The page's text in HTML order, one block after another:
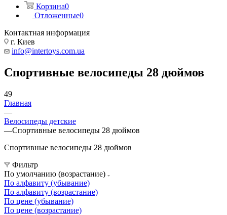
Корзина0
Отложенные0
Контактная информация
г. Киев
info@intertoys.com.ua
Спортивные велосипеды 28 дюймов
49
Главная
—
Велосипеды детские
—Спортивные велосипеды 28 дюймов
Спортивные велосипеды 28 дюймов
Фильтр
По умолчанию (возрастание)
По алфавиту (убывание)
По алфавиту (возрастание)
По цене (убывание)
По цене (возрастание)